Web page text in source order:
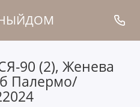
90 (2), Женева
Палермо/